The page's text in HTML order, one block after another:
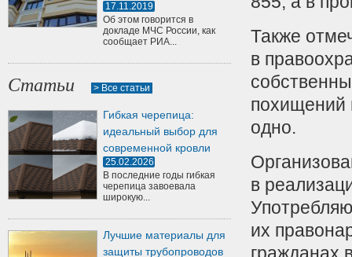
17.11.2019
Об этом говорится в
докладе МЧС России, как
сообщает РИА...
Статьи > Все статьи
Гибкая черепица:
идеальный выбор для
современной кровли
25.02.2026
В последние годы гибкая
черепица завоевала
широкую...
Лучшие материалы для
защиты трубопроводов
Также
в
похищений
одно.
в
их